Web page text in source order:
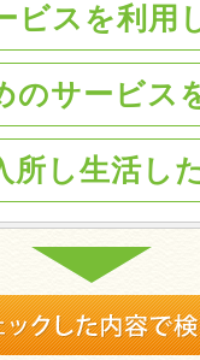
ビスを利用
のサービス
所し生活し